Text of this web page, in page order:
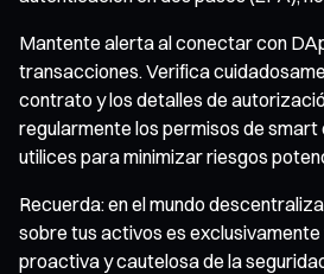
Mantente alerta al conectar con
transacciones. Verifica
contrato y los detalles de
regularmente los permisos de
utilices para minimizar riesgos
Recuerda: en el mundo
sobre tus activos es exclusivamente
proactiva y cautelosa de la